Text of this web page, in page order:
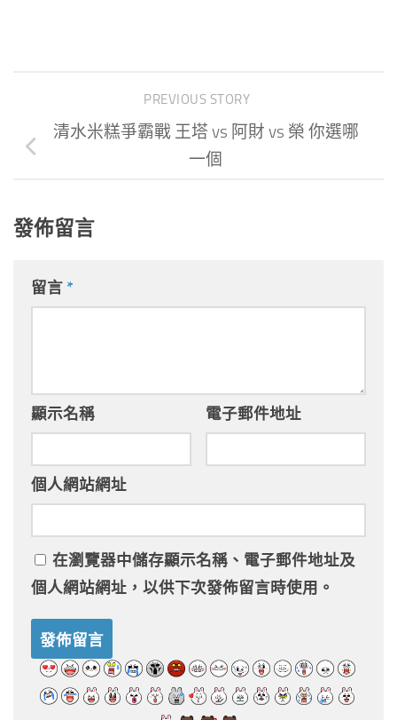
PREVIOUS STORY
清水米糕爭霸戰 王塔 vs 阿財 vs 榮 你選哪
一個
發佈留言
留言 *
顯示名稱 電子郵件地址
個人網站網址
在瀏覽器中儲存顯示名稱、電子郵件地址及
個人網站網址，以供下次發佈留言時使用。